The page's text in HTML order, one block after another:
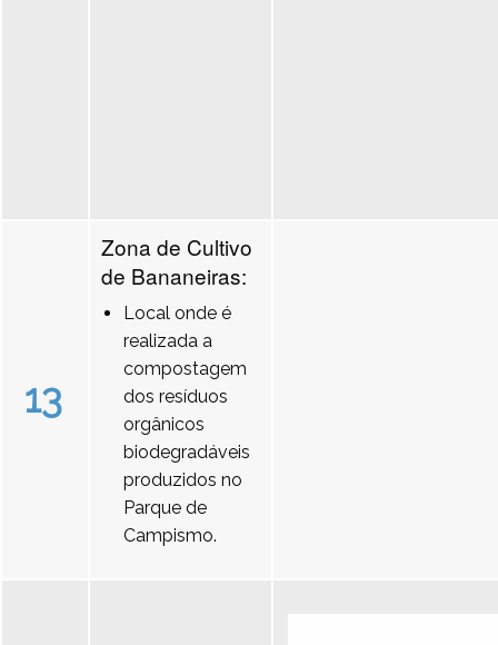
13
Zona de Cultivo
de Bananeiras:
Local onde é
realizada a
compostagem
dos resíduos
orgânicos
biodegradáveis
produzidos no
Parque de
Campismo.